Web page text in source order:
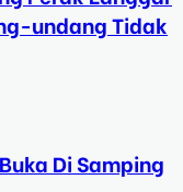
undang Tidak
Di Samping